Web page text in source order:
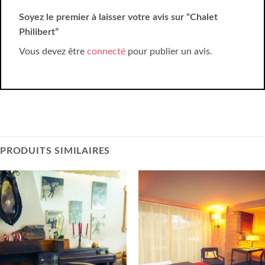
Soyez le premier à laisser votre avis sur “Chalet
Philibert”
Vous devez être connecté pour publier un avis.
PRODUITS SIMILAIRES